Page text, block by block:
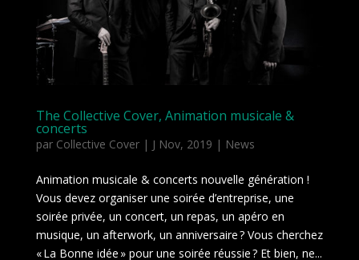
The Collective Cover, Animation musicale &
concerts
par Collective Cover| J Nov, 2019 | News
Animation musicale & concerts nouvelle génération !
Vous devez organiser une soirée d’entreprise, une
soirée privée, un concert, un repas, un apéro en
musique, un afterwork, un anniversaire ? Vous cherchez
« La Bonne idée » pour une soirée réussie ? Et bien, ne...